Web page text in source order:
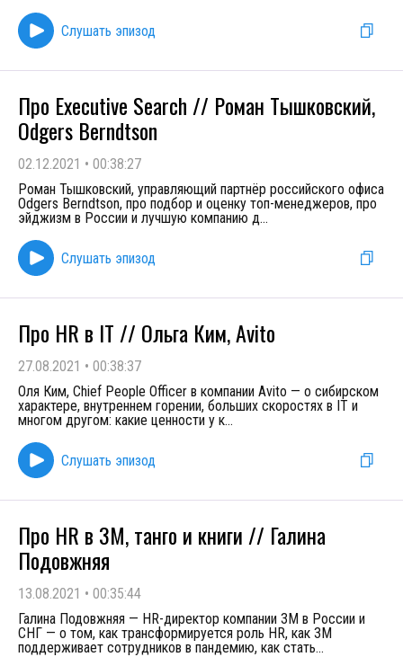
Слушать эпизод
Про Executive Search // Роман Тышковский,
Odgers Berndtson
02.12.2021 • 00:38:27
Роман Тышковский, управляющий партнёр российского офиса
Odgers Berndtson, про подбор и оценку топ-менеджеров, про
эйджизм в России и лучшую компанию д...
Слушать эпизод
Про HR в IT // Ольга Ким, Avito
27.08.2021 • 00:38:37
Оля Ким, Chief People Officer в компании Avito — о сибирском
характере, внутреннем горении, больших скоростях в IT и
многом другом: какие ценности у к...
Слушать эпизод
Про HR в 3М, танго и книги // Галина
Подовжняя
13.08.2021 • 00:35:44
Галина Подовжняя — HR-директор компании 3М в России и
СНГ — о том, как трансформируется роль HR, как 3М
поддерживает сотрудников в пандемию, как стать...